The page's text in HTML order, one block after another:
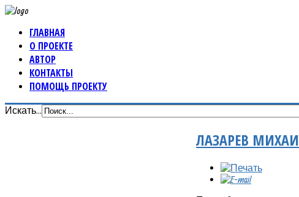
ГЛАВНАЯ
О ПРОЕКТЕ
АВТОР
КОНТАКТЫ
ПОМОЩЬ ПРОЕКТУ
Искать...
ЛАЗАРЕВ